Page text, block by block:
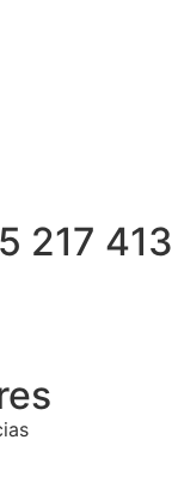
217 413